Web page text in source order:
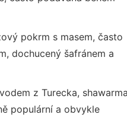
pokrm s masem, často
dochucený šafránem a
z Turecka,
populární a obvykle